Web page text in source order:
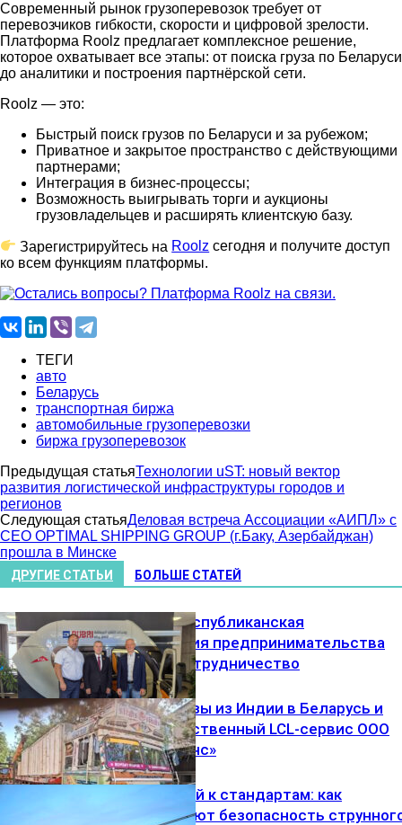
Современный рынок грузоперевозок требует от
перевозчиков гибкости, скорости и цифровой зрелости.
Платформа Roolz предлагает комплексное решение,
которое охватывает все этапы: от поиска груза по Беларуси
до аналитики и построения партнёрской сети.
Roolz — это:
Быстрый поиск грузов по Беларуси и за рубежом;
Приватное и закрытое пространство с действующими
партнерами;
Интеграция в бизнес-процессы;
Возможность выигрывать торги и аукционы
грузовладельцев и расширять клиентскую базу.
Зарегистрируйтесь на Roolz сегодня и получите доступ
ко всем функциям платформы.
ТЕГИ
авто
Беларусь
транспортная биржа
автомобильные грузоперевозки
биржа грузоперевозок
Предыдущая статьяТехнологии uST: новый вектор
развития логистической инфраструктуры городов и
регионов
Следующая статьяДеловая встреча Ассоциации «АИПЛ» с
СЕО OPTIMAL SHIPPING GROUP (г.Баку, Азербайджан)
прошла в Минске
ДРУГИЕ СТАТЬИ БОЛЬШЕ СТАТЕЙ
Новости
компаний
UST Inc. и Республиканская
конфедерация предпринимательства
обсудили сотрудничество
Сборные грузы из Индии в Беларусь и
Россию: собственный LCL-сервис ООО
«ДенАнтТранс»
От испытаний к стандартам: как
подтверждают безопасность